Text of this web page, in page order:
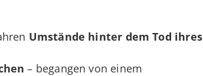
Umstände hinter dem Tod ihres
– begangen von einem